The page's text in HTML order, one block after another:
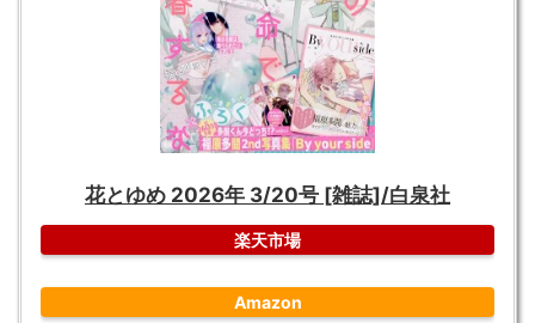
花とゆめ 2026年 3/20号 [雑誌]/白泉社
楽天市場
Amazon